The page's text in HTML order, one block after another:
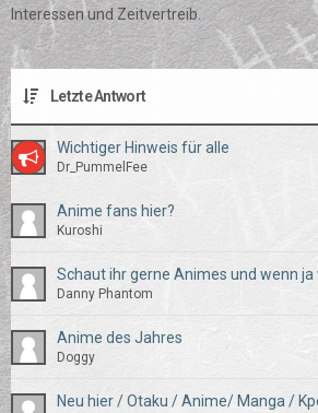
Interessen und Zeitvertreib.
Letzte Antwort
Wichtiger Hinweis für alle
Dr_PummelFee
Anime fans hier?
Kuroshi
Schaut ihr gerne Animes und wenn
Danny Phantom
Anime des Jahres
Doggy
Neu hier / Otaku / Anime/ Manga /